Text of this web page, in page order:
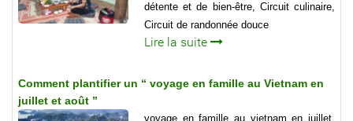
détente et de bien-être, Circuit culinaire,
Circuit de randonnée douce
Lire la suite
Comment plantifier un “ voyage en famille au Vietnam en
juillet et août ”
voyage en famille au vietnam en juillet,